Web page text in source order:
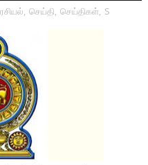
, செய்தி, செய்திகள், S